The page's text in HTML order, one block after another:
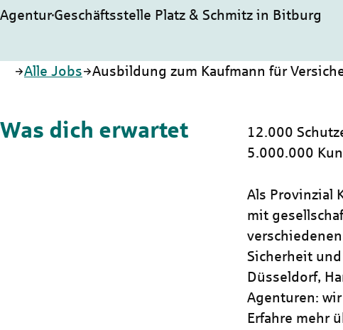
AgenturGeschäftsstelle Platz & Schmitz in Bitburg
Startseite
Alle Jobs Ausbildung zum Kaufmann für
Was dich erwartet
12.000
5.000.000
Als Provinzial
mit
Sicherheit
Düsseldorf,
Agenturen:
Erfahre mehr